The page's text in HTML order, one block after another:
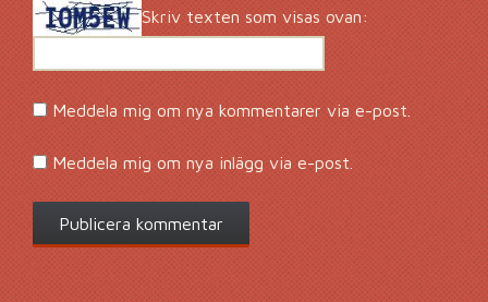
Skriv texten som visas ovan:
Meddela mig om nya kommentarer via e-post.
Meddela mig om nya inlägg via e-post.